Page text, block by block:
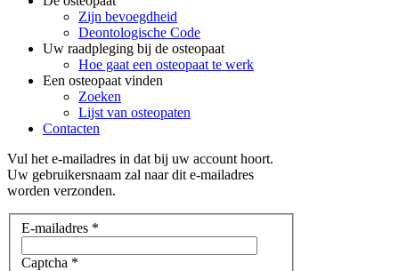
Zijn bevoegdheid
Deontologische Code
Uw raadpleging bij de osteopaat
Hoe gaat een osteopaat te werk
Een osteopaat vinden
Zoeken
Lijst van osteopaten
Contacten
Vul het e-mailadres in dat bij uw account hoort.
Uw gebruikersnaam zal naar dit e-mailadres
worden verzonden.
E-mailadres *
Captcha *